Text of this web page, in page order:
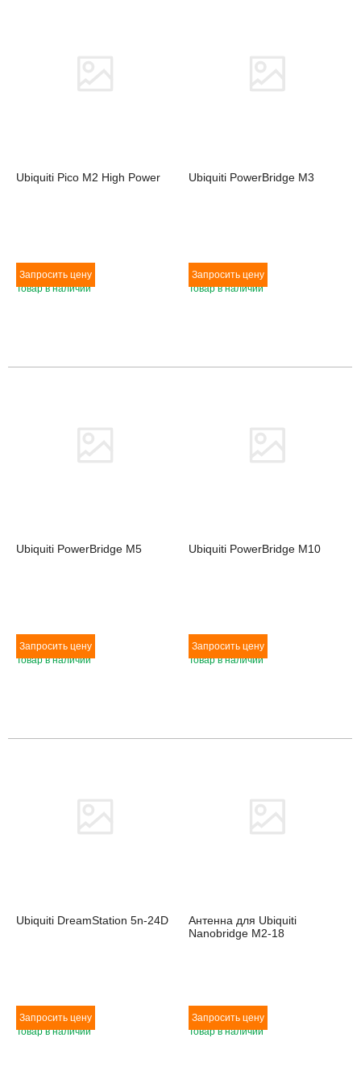
Ubiquiti Pico M2 High Power
Товар в наличии
Ubiquiti PowerBridge M3
Товар в наличии
Ubiquiti PowerBridge M5
Товар в наличии
Ubiquiti PowerBridge M10
Товар в наличии
Ubiquiti DreamStation 5n-24D
Товар в наличии
Антенна для Ubiquiti
Nanobridge M2-18
Товар в наличии